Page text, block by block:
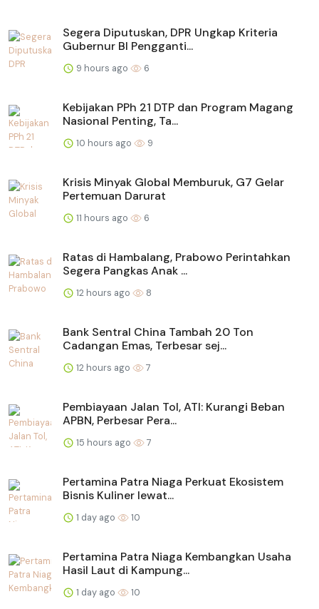
Segera Diputuskan, DPR Ungkap Kriteria
Gubernur BI Pengganti...
9 hours ago 6
Kebijakan PPh 21 DTP dan Program Magang
Nasional Penting, Ta...
10 hours ago 9
Krisis Minyak Global Memburuk, G7 Gelar
Pertemuan Darurat
11 hours ago 6
Ratas di Hambalang, Prabowo Perintahkan
Segera Pangkas Anak ...
12 hours ago 8
Bank Sentral China Tambah 20 Ton
Cadangan Emas, Terbesar sej...
12 hours ago 7
Pembiayaan Jalan Tol, ATI: Kurangi Beban
APBN, Perbesar Pera...
15 hours ago 7
Pertamina Patra Niaga Perkuat Ekosistem
Bisnis Kuliner lewat...
1 day ago 10
Pertamina Patra Niaga Kembangkan Usaha
Hasil Laut di Kampung...
1 day ago 10